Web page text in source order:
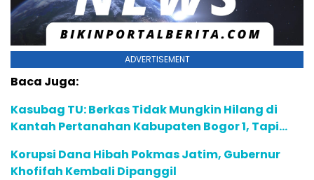
ADVERTISEMENT
Baca Juga:
Kasubag TU: Berkas Tidak Mungkin Hilang di
Kantah Pertanahan Kabupaten Bogor 1, Tapi…
Korupsi Dana Hibah Pokmas Jatim, Gubernur
Khofifah Kembali Dipanggil